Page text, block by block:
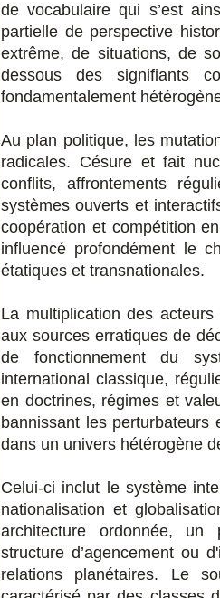
de vocabulaire qui s’est
partielle de perspective
extrême, de situations, de
dessous des signifiants
fondamentalement
Au plan politique, les
radicales. Césure et fait
conflits, affrontements
systèmes ouverts et
coopération et compétition
influencé profondément le
étatiques et transnationales.
La multiplication des
aux sources erratiques de
de fonctionnement du
international classique,
en doctrines, régimes et
bannissant les perturbateurs
dans un univers hétérogène
Celui-ci inclut le système
nationalisation et
architecture ordonnée, un
structure d’agencement ou
relations planétaires. Le